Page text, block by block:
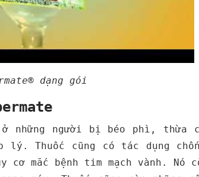
dạng gói
ở những người bị béo phì, thừa
Thuốc cũng có tác dụng
cơ mắc bệnh tim mạch vành. Nó